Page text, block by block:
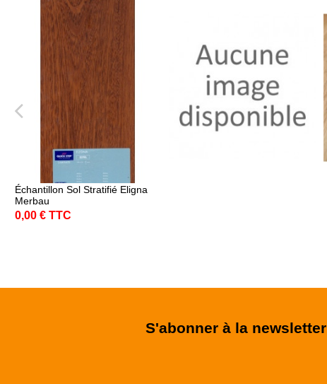
Échantillon Sol Stratifié Eligna
Merbau
0,00 € TTC
S'abonner à la newsletter